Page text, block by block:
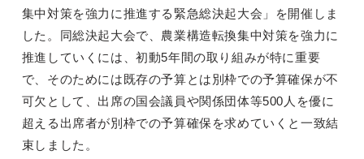
集中対策を強力に推進する緊急総決起大会」を開催しま
した。同総決起大会で、農業構造転換集中対策を強力に
推進していくには、初動5年間の取り組みが特に重要
で、そのためには既存の予算とは別枠での予算確保が不
可欠として、出席の国会議員や関係団体等500人を優に
超える出席者が別枠での予算確保を求めていくと一致結
束しました。